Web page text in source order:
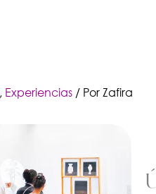
Experiencias/ Por Zafira